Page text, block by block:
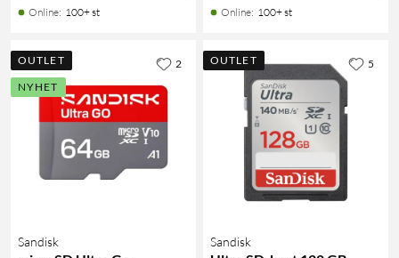
Online: 100+ st Online: 100+ st
OUTLET
NYHET
Sandisk
2 OUTLET
Sandisk
5